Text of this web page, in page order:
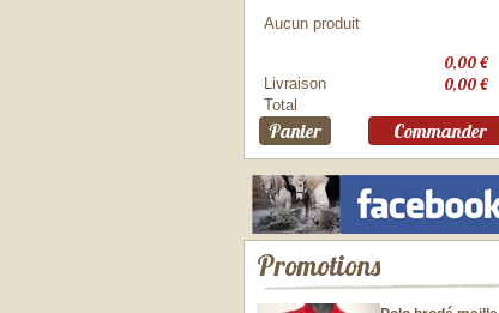
Aucun produit
0,00 €
Livraison 0,00 €
Total
Panier Commander
Promotions